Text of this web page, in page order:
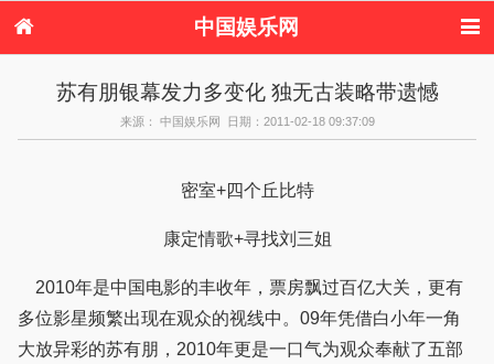
中国娱乐网
港台娱乐
日本娱乐 韩国娱乐
欧美娱乐
音乐新闻 影视新闻
内地明星八卦
八卦
苏有朋银幕发力多变化 独无古装略带遗憾
来源： 中国娱乐网 日期：2011-02-18 09:37:09
密室+四个丘比特
康定情歌+寻找刘三姐
2010年是中国电影的丰收年，票房飘过百亿大关，更有
多位影星频繁出现在观众的视线中。09年凭借白小年一角
大放异彩的苏有朋，2010年更是一口气为观众奉献了五部